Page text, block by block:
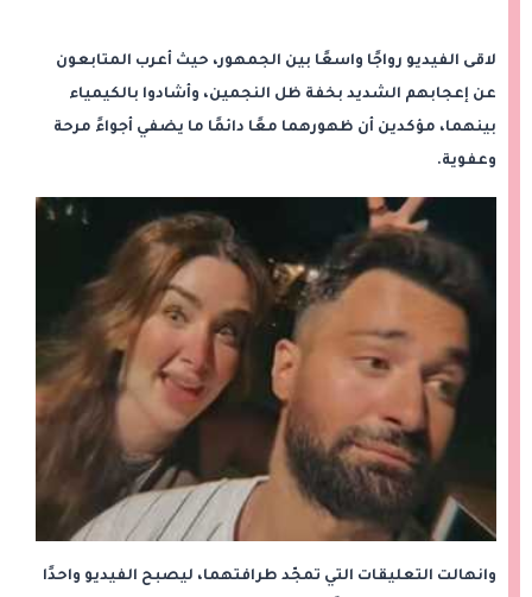
لاقى الفيديو رواجًا واسعًا بين الجمهور، حيث أعرب المتابعون
عن إعجابهم الشديد بخفة ظل النجمين، وأشادوا بالكيمياء
بينهما، مؤكدين أن ظهورهما معًا دائمًا ما يضفي أجواءً مرحة
وعفوية.
وانهالت التعليقات التي تمجّد طرافتهما، ليصبح الفيديو واحدًا